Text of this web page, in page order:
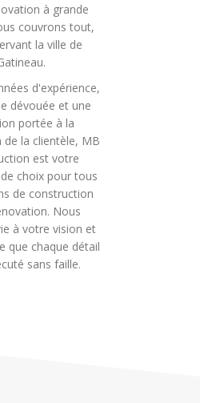
à grande
couvrons tout,
la ville de
d'expérience,
dévouée et une
portée à la
de la clientèle, MB
est votre
choix pour tous
de construction
Nous
à votre vision et
que chaque détail
sans faille.